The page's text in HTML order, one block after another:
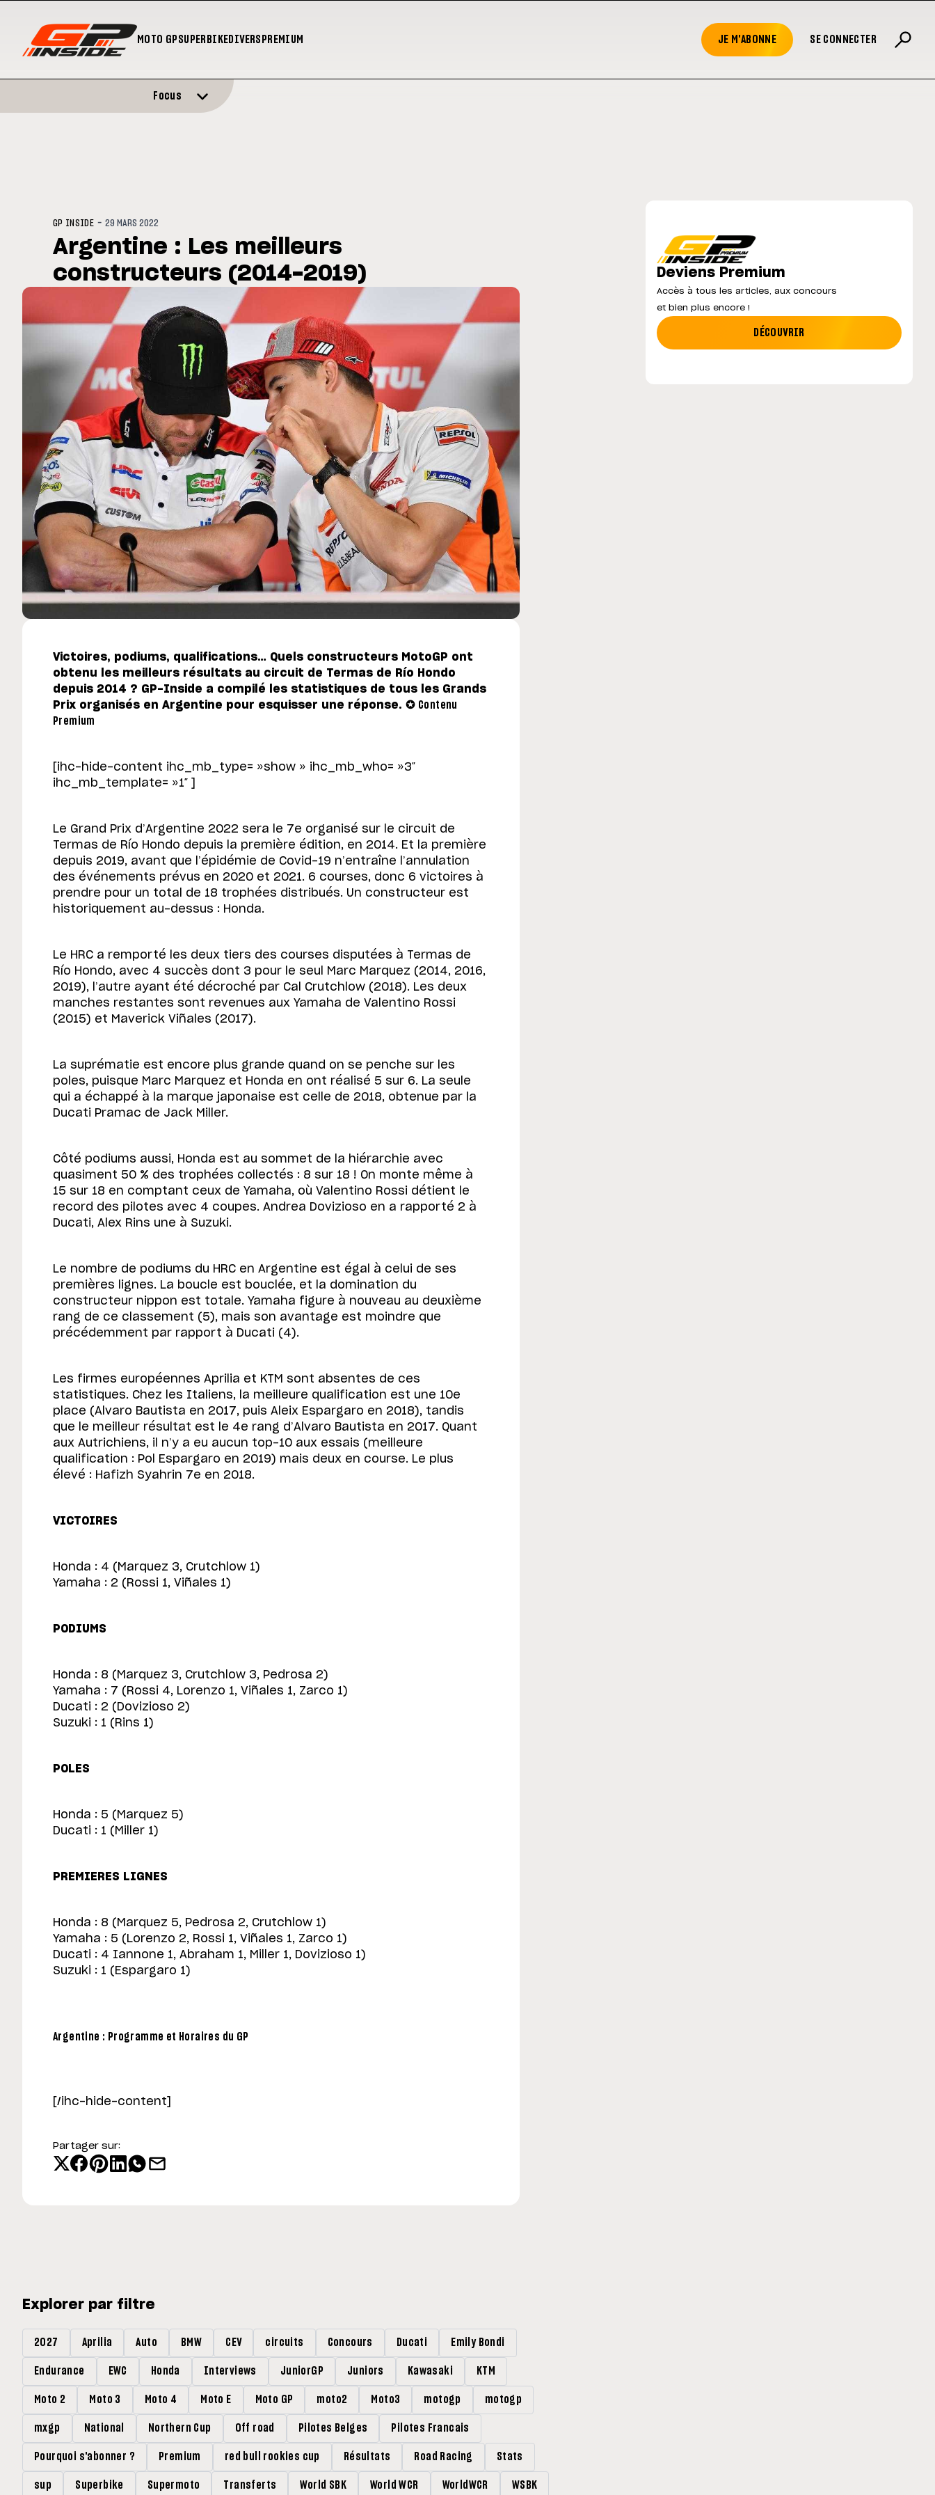
MOTO GPSUPERBIKEDIVERS PREMIUM JE M'ABONNE SE CONNECTER
club spécial dans
MOTO GP
Silverstone : Horaires et Programme du GP de
Grande-Bretagne
MOTO GP
Zarco évite l'opération et vise un retour en
septembre
MotoGP : les cinq constructeurs signent un
Focus
GP INSIDE -29 MARS 2022
Argentine : Les meilleurs
constructeurs (2014-2019)
Victoires, podiums, qualifications… Quels constructeurs MotoGP ont
obtenu les meilleurs résultats au circuit de Termas de Río Hondo
depuis 2014 ? GP-Inside a compilé les statistiques de tous les Grands
Prix organisés en Argentine pour esquisser une réponse. ✪ Contenu
Premium
[ihc-hide-content ihc_mb_type= »show » ihc_mb_who= »3″
ihc_mb_template= »1″ ]
Le Grand Prix d’Argentine 2022 sera le 7e organisé sur le circuit de
Termas de Río Hondo depuis la première édition, en 2014. Et la première
depuis 2019, avant que l’épidémie de Covid-19 n’entraîne l’annulation
des événements prévus en 2020 et 2021. 6 courses, donc 6 victoires à
prendre pour un total de 18 trophées distribués. Un constructeur est
historiquement au-dessus : Honda.
Le HRC a remporté les deux tiers des courses disputées à Termas de
Río Hondo, avec 4 succès dont 3 pour le seul Marc Marquez (2014, 2016,
2019), l’autre ayant été décroché par Cal Crutchlow (2018). Les deux
manches restantes sont revenues aux Yamaha de Valentino Rossi
(2015) et Maverick Viñales (2017).
La suprématie est encore plus grande quand on se penche sur les
poles, puisque Marc Marquez et Honda en ont réalisé 5 sur 6. La seule
qui a échappé à la marque japonaise est celle de 2018, obtenue par la
Ducati Pramac de Jack Miller.
Côté podiums aussi, Honda est au sommet de la hiérarchie avec
quasiment 50 % des trophées collectés : 8 sur 18 ! On monte même à
15 sur 18 en comptant ceux de Yamaha, où Valentino Rossi détient le
record des pilotes avec 4 coupes. Andrea Dovizioso en a rapporté 2 à
Ducati, Alex Rins une à Suzuki.
Le nombre de podiums du HRC en Argentine est égal à celui de ses
premières lignes. La boucle est bouclée, et la domination du
constructeur nippon est totale. Yamaha figure à nouveau au deuxième
rang de ce classement (5), mais son avantage est moindre que
précédemment par rapport à Ducati (4).
Les firmes européennes Aprilia et KTM sont absentes de ces
statistiques. Chez les Italiens, la meilleure qualification est une 10e
place (Alvaro Bautista en 2017, puis Aleix Espargaro en 2018), tandis
que le meilleur résultat est le 4e rang d’Alvaro Bautista en 2017. Quant
aux Autrichiens, il n’y a eu aucun top-10 aux essais (meilleure
qualification : Pol Espargaro en 2019) mais deux en course. Le plus
élevé : Hafizh Syahrin 7e en 2018.
VICTOIRES
Honda : 4 (Marquez 3, Crutchlow 1)
Yamaha : 2 (Rossi 1, Viñales 1)
PODIUMS
Honda : 8 (Marquez 3, Crutchlow 3, Pedrosa 2)
Yamaha : 7 (Rossi 4, Lorenzo 1, Viñales 1, Zarco 1)
Ducati : 2 (Dovizioso 2)
Suzuki : 1 (Rins 1)
POLES
Honda : 5 (Marquez 5)
Ducati : 1 (Miller 1)
PREMIERES LIGNES
Honda : 8 (Marquez 5, Pedrosa 2, Crutchlow 1)
Yamaha : 5 (Lorenzo 2, Rossi 1, Viñales 1, Zarco 1)
Ducati : 4 Iannone 1, Abraham 1, Miller 1, Dovizioso 1)
Suzuki : 1 (Espargaro 1)
Argentine : Programme et Horaires du GP
[/ihc-hide-content]
Partager sur:
Deviens Premium
Accès à tous les articles, aux concours
et bien plus encore !
DÉCOUVRIR
Explorer par filtre
2027 Aprilia Auto BMW CEV circuits Concours Ducati Emily Bondi
Endurance EWC Honda Interviews JuniorGP Juniors Kawasaki KTM
Moto 2 Moto 3 Moto 4 Moto E Moto GP moto2 Moto3 motogp motogp
mxgp National Northern Cup Off road Pilotes Belges Pilotes Francais
Pourquoi s'abonner ? Premium red bull rookies cup Résultats Road Racing Stats
sup Superbike Supermoto Transferts World SBK World WCR WorldWCR WSBK